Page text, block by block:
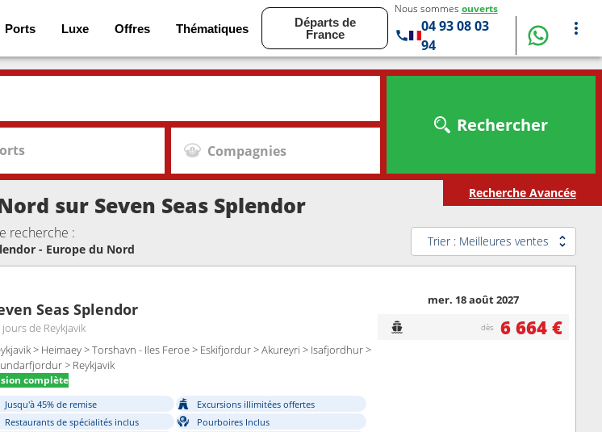
Ports Luxe Offres Thématiques
Départs de
France
Nous sommes ouverts
04 93 08 03
94
Compagnies
Rechercher
Recherche Avancée
sur Seven Seas Splendor
recherche :
- Europe du Nord
Trier : Meilleures ventes
Seas Splendor
joursde Reykjavik
> Heimaey > Torshavn - Iles Feroe > Eskifjordur > Akureyri > Isafjordhur >
> Reykjavik
complète
Jusqu'à 45% de remise
Excursions illimitées offertes
Restaurants de spécialités inclus
Pourboires Inclus
mer. 18 août 2027
dès 6 664 €